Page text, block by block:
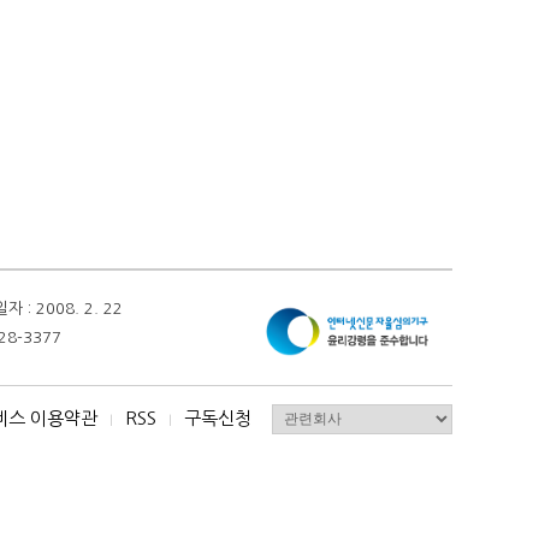
자 : 2008. 2. 22
3377
스 이용약관 I RSS I 구독신청